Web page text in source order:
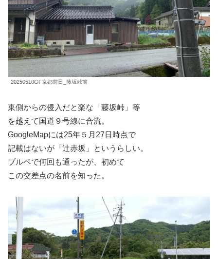
20250510GF京都前日_藤坂峠前
東側からの侵入だと楽な「藤坂峠」等
を越えて国道９号線に合流。
GoogleMapには25年５月27日時点で
記載はないが「辻赤坂」というらしい。
ブルベで何回も通ったが、初めて
この交差点の名前を知った。